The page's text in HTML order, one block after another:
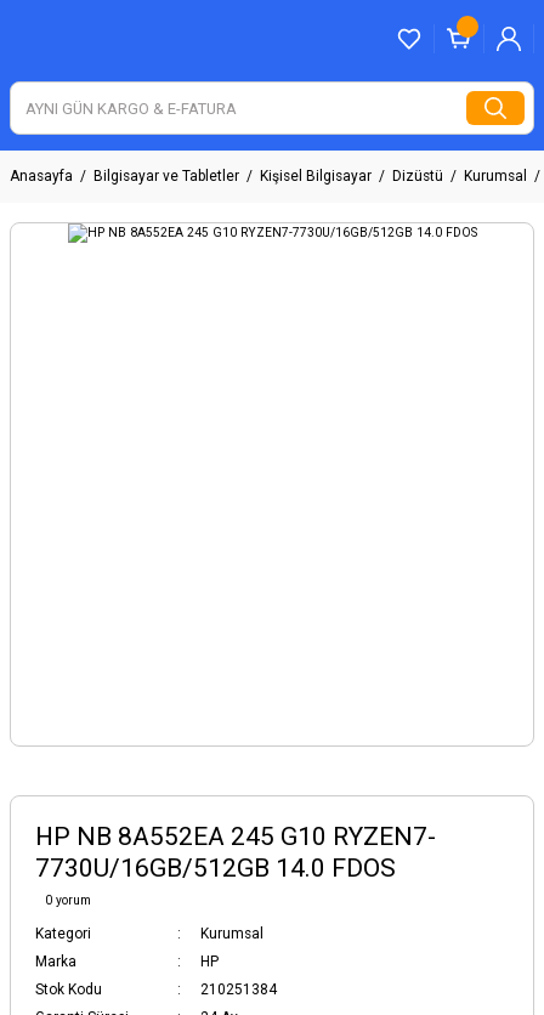
Anasayfa Bilgisayar ve Tabletler Kişisel Bilgisayar Dizüstü Kurumsal
HP NB 8A552EA 245 G10 RYZEN7-
7730U/16GB/512GB 14.0 FDOS
0 yorum
Kategori
Kurumsal
Marka
HP
Stok Kodu
210251384